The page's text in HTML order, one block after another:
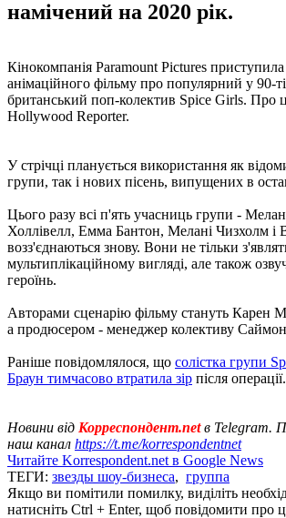
намічений на 2020 рік.
Кінокомпанія Paramount Pictures
анімаційного фільму про популярний у 90-
британський поп-колектив Spice Girls. Про
Hollywood Reporter.
У стрічці планується використання як
групи, так і нових пісень, випущених в
Цього разу всі п'ять учасниць групи -
Холлівелл, Емма Бантон, Мелані Чизхолм і
возз'єднаються знову. Вони не тільки
мультиплікаційному вигляді, але також
героїнь.
Авторами сценарію фільму стануть Карен
а продюсером - менеджер колективу
Раніше повідомлялося, що солістка групи
Браун тимчасово втратила зір після операції.
Новини від Корреспондент.netв Telegram.
наш канал https://t.me/korrespondentnet
Читайте Korrespondent.net в Google News
ТЕГИ: звезды шоу-бизнеса, группа
Якщо ви помітили помилку, виділіть
натисніть Ctrl + Enter, щоб повідомити про